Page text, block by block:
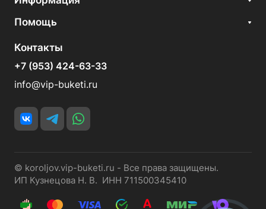
Помощь
Контакты
+7 (953) 424-63-33
info@vip-buketi.ru
© koroljov.vip-buketi.ru - Все права защищены.
ИП Кузнецова Н. В. ИНН 711500345410